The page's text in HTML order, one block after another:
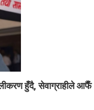
हुँदै, सेवाग्राहीले आफैँ